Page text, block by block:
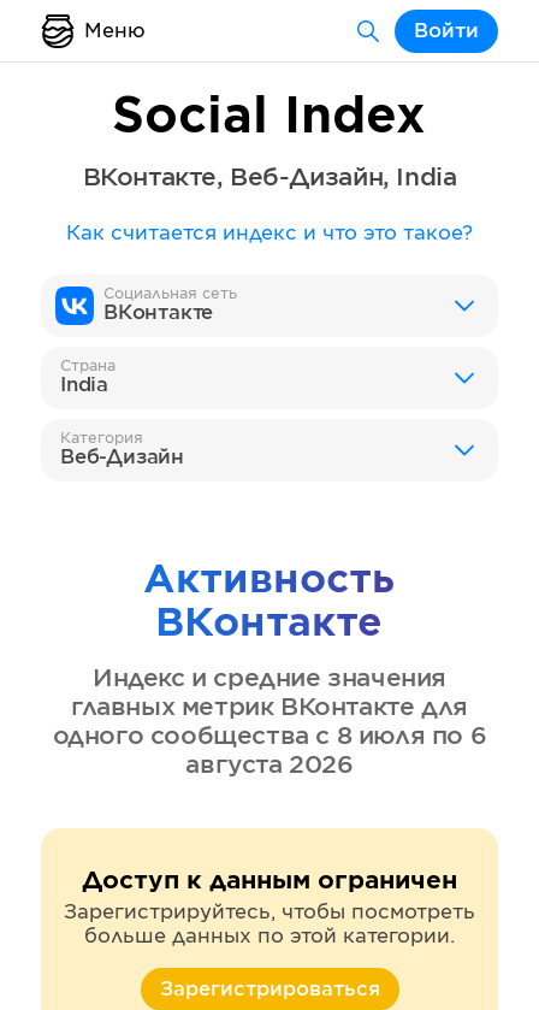
Меню Войти
Social Index
ВКонтакте, Веб-Дизайн, India
Как считается индекс и что это такое?
Социальная сеть
ВКонтакте
Страна
India
Категория
Веб-Дизайн
Активность
ВКонтакте
Индекс и средние значения
главных метрик ВКонтакте для
одного сообщества с 8 июля по 6
августа 2026
Доступ к данным ограничен
Зарегистрируйтесь, чтобы посмотреть
больше данных по этой категории.
Зарегистрироваться